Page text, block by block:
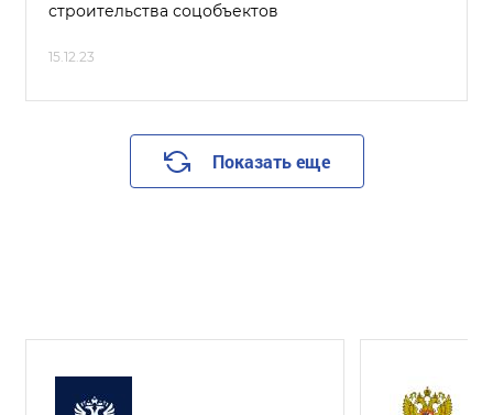
строительства соцобъектов
15.12.23
Показать еще